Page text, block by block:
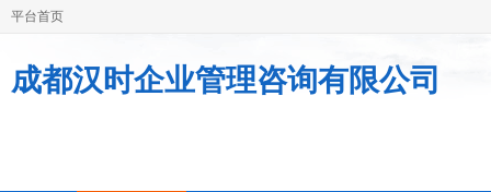
平台首页
成都汉时企业管理咨询有限公司